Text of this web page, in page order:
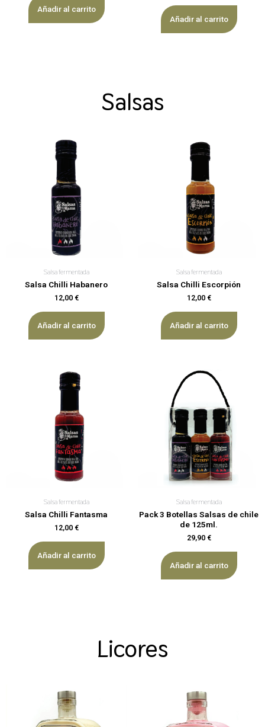
Añadir al carrito
Añadir al carrito
Salsas
Salsa fermentada
Salsa Chilli Habanero
12,00 €
Añadir al carrito
Salsa fermentada
Salsa Chilli Escorpión
12,00 €
Añadir al carrito
Salsa fermentada
Salsa Chilli Fantasma
12,00 €
Añadir al carrito
Salsa fermentada
Pack 3 Botellas Salsas de chile
de 125ml.
29,90 €
Añadir al carrito
Licores